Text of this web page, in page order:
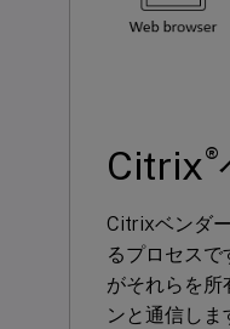
Citrix®
Citrixベンダ
るプロセス
がそれらを
ンと通信し